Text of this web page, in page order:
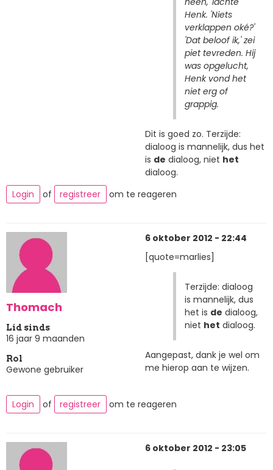
Henk. 'Niets
verklappen oké?'
'Dat beloof ik,' zei
piet tevreden. Hij
was opgelucht,
Henk vond het
niet erg of
grappig.
Dit is goed zo. Terzijde:
dialoog is mannelijk, dus het
is de dialoog, niet het
dialoog.
Login
of registreer om te reageren
Thomach
Lid sinds
16 jaar 9 maanden
Rol
Gewone gebruiker
6 oktober 2012 - 22:44
[quote=marlies]
Terzijde: dialoog
is mannelijk, dus
het is de dialoog,
niet het dialoog.
Aangepast, dank je wel om
me hierop aan te wijzen.
Login of registreer om te reageren
6 oktober 2012 - 23:05